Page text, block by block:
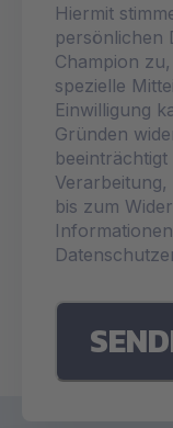
Hiermit
persönlichen
Champion
spezielle
Einwilligung
Gründen
bis zum